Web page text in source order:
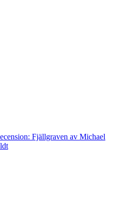
Fjällgraven av Michael